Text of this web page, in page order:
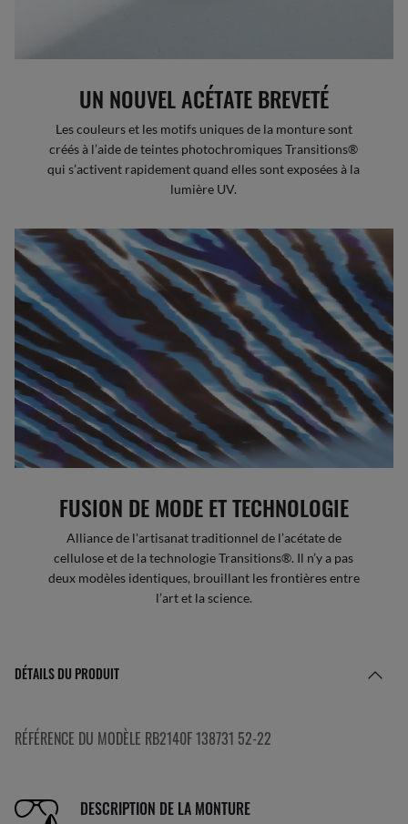
UN NOUVEL ACÉTATE BREVETÉ
Les couleurs et les motifs uniques de la monture sont
créés à l’aide de teintes photochromiques Transitions®
qui s’activent rapidement quand elles sont exposées à la
lumière UV.
FUSION DE MODE ET TECHNOLOGIE
Alliance de l'artisanat traditionnel de l’acétate de
cellulose et de la technologie Transitions®. Il n’y a pas
deux modèles identiques, brouillant les frontières entre
l’art et la science.
DÉTAILS DU PRODUIT
RÉFÉRENCE DU MODÈLE RB2140F 138731 52-22
DESCRIPTION DE LA MONTURE